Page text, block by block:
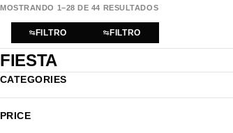
MOSTRANDO 1–28 DE 44 RESULTADOS
FILTRO FILTRO
FIESTA
CATEGORIES
PRICE